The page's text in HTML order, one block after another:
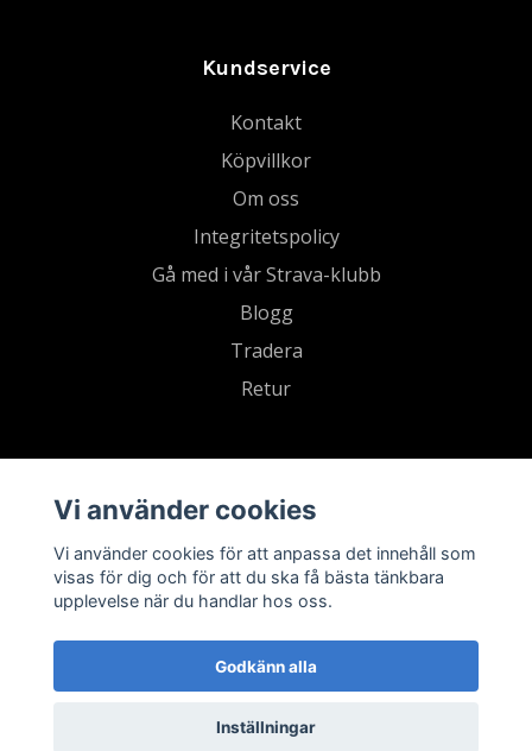
Kundservice
Kontakt
Köpvillkor
Om oss
Integritetspolicy
Gå med i vår Strava-klubb
Blogg
Tradera
Retur
© 2026 Sevensports
Vi använder cookies
Vi använder cookies för att anpassa det innehåll som
visas för dig och för att du ska få bästa tänkbara
upplevelse när du handlar hos oss.
Godkänn alla
Inställningar